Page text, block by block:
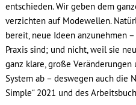
entschieden. Wir geben dem
verzichten auf Modewellen.
bereit, neue Ideen anzunehmen
Praxis sind; und nicht, weil sie
ganz klare, große
System ab – deswegen auch die
Simple“ 2021 und des